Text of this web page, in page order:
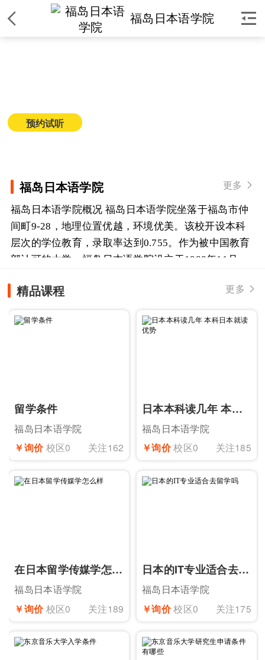
福岛日本语学院
 
预约试听
福岛日本语学院 更多 
福岛日本语学院概况 福岛日本语学院坐落于福岛市仲
间町9-28，地理位置优越，环境优美。该校开设本科
层次的学位教育，录取率达到0.755。作为被中国教育
部认可的大学... 福岛日本语学院设立于1988年11月，
精品课程 更多 
留学条件
福岛日本语学院
￥询价 校区0 关注162
日本本科读几年 本科日本就读优势
福岛日本语学院
￥询价校区0 关注185
在日本留学传媒学怎么样
福岛日本语学院
￥询价 校区0 关注189
日本的IT专业适合去留学吗
福岛日本语学院
￥询价校区0 关注175